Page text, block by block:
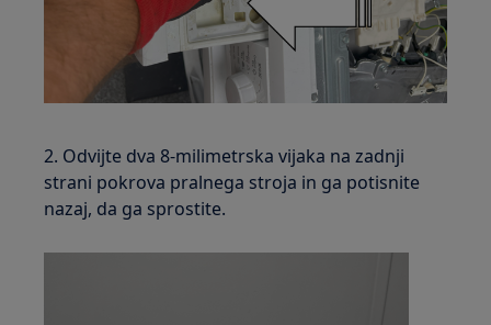
2. Odvijte dva 8-milimetrska vijaka na zadnji
strani pokrova pralnega stroja in ga potisnite
nazaj, da ga sprostite.